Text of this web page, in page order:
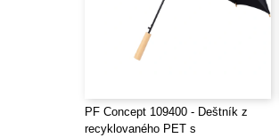
PF Concept 109400 - Deštník z
recyklovaného PET s